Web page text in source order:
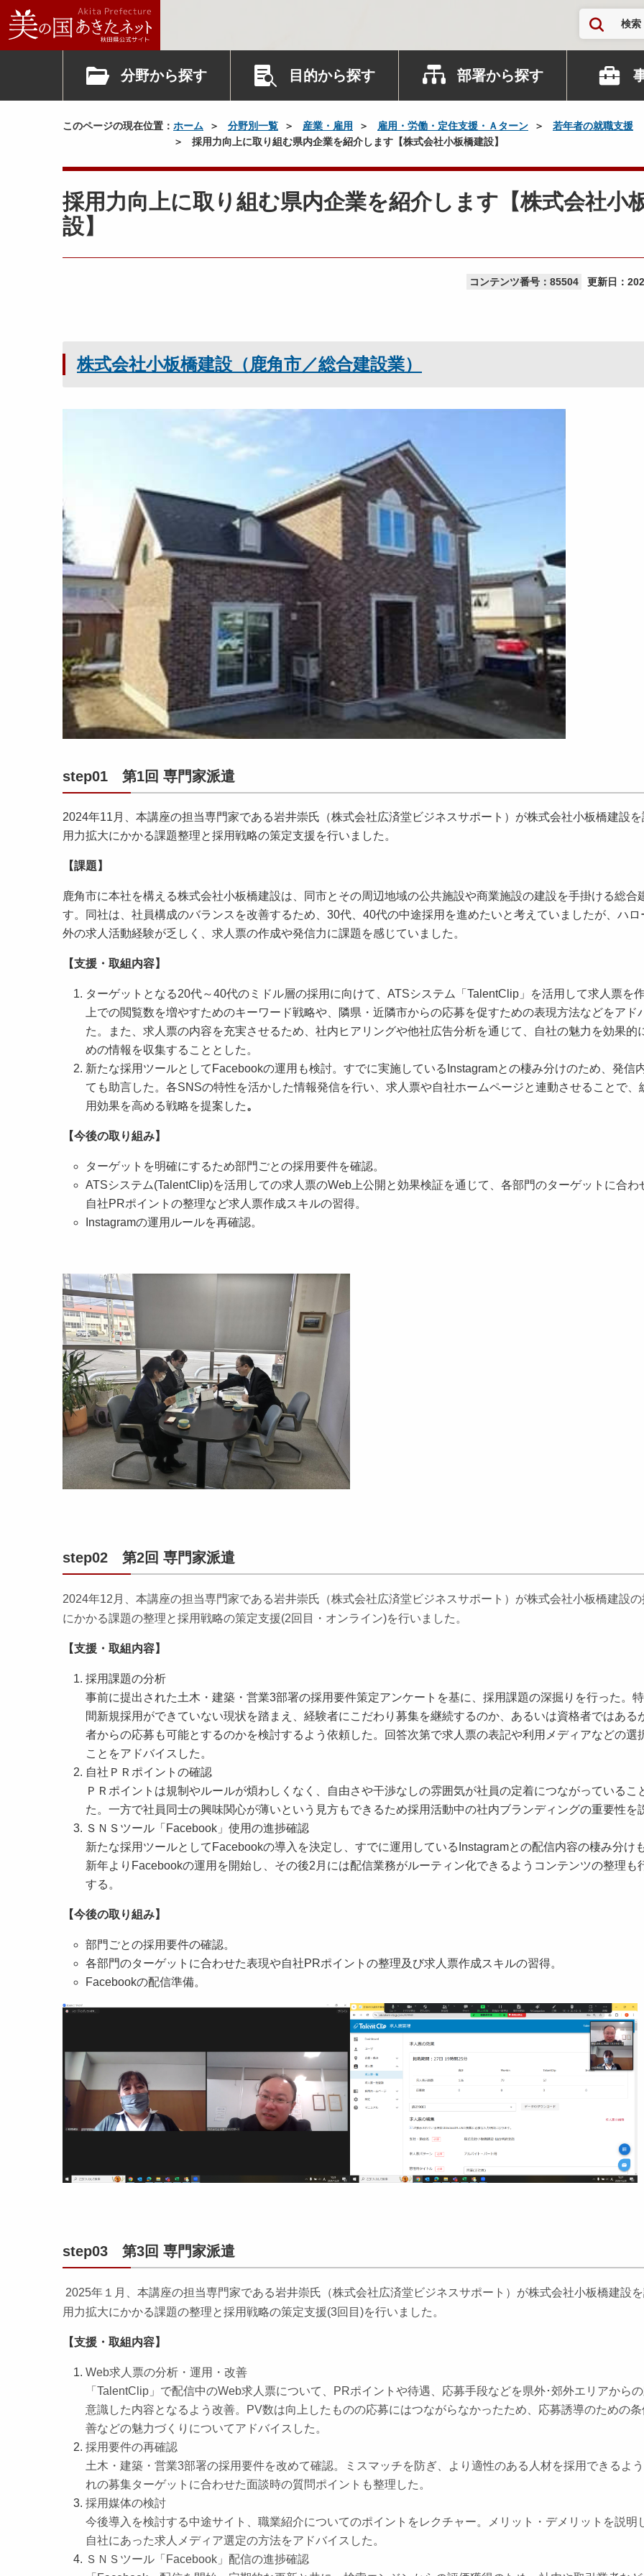
検索
分野から探す 目的から探す 部署から探す
このページの現在位置： ホーム 分野別一覧 産業・雇用 雇用・労働・定住支援・Ａターン
若年者の就職支援
採用力向上に取り組む県内企業を紹介します【株式会社小板橋建設】
採用力向上に取り組む県内企業を紹介します【株式会社小
設】
コンテンツ番号：85504 更新日：
株式会社小板橋建設（鹿角市／総合建設業）
step01 第1回 専門家派遣
2024年11月、本講座の担当専門家である岩井崇氏（株式会社広済堂ビジネスサポート）が株式会社小板橋建設
用力拡大にかかる課題整理と採用戦略の策定支援を行いました。
【課題】
鹿角市に本社を構える株式会社小板橋建設は、同市とその周辺地域の公共施設や商業施設の建設を手掛ける総合
す。同社は、社員構成のバランスを改善するため、30代、40代の中途採用を進めたいと考えていましたが、ハロ
外の求人活動経験が乏しく、求人票の作成や発信力に課題を感じていました。
【支援・取組内容】
ターゲットとなる20代～40代のミドル層の採用に向けて、ATSシステム「TalentClip」を活用して求人票を
上での閲覧数を増やすためのキーワード戦略や、隣県・近隣市からの応募を促すための表現方法などをアド
た。また、求人票の内容を充実させるため、社内ヒアリングや他社広告分析を通じて、自社の魅力を効果的
めの情報を収集することとした。
新たな採用ツールとしてFacebookの運用も検討。すでに実施しているInstagramとの棲み分けのため、発信
ても助言した。各SNSの特性を活かした情報発信を行い、求人票や自社ホームページと連動させることで、
用効果を高める戦略を提案した。
【今後の取り組み】
ターゲットを明確にするため部門ごとの採用要件を確認。
ATSシステム(TalentClip)を活用しての求人票のWeb上公開と効果検証を通じて、各部門のターゲットに合わ
自社PRポイントの整理など求人票作成スキルの習得。
Instagramの運用ルールを再確認。
step02 第2回 専門家派遣
2024年12月、本講座の担当専門家である岩井崇氏（株式会社広済堂ビジネスサポート）が株式会社小板橋建設
にかかる課題の整理と採用戦略の策定支援(2回目・オンライン)を行いました。
【支援・取組内容】
採用課題の分析
事前に提出された土木・建築・営業3部署の採用要件策定アンケートを基に、採用課題の深掘りを行った。
間新規採用ができていない現状を踏まえ、経験者にこだわり募集を継続するのか、あるいは資格者ではある
者からの応募も可能とするのかを検討するよう依頼した。回答次第で求人票の表記や利用メディアなどの選
ことをアドバイスした。
自社ＰＲポイントの確認
ＰＲポイントは規制やルールが煩わしくなく、自由さや干渉なしの雰囲気が社員の定着につながっているこ
た。一方で社員同士の興味関心が薄いという見方もできるため採用活動中の社内ブランディングの重要性を
ＳＮＳツール「Facebook」使用の進捗確認
新たな採用ツールとしてFacebookの導入を決定し、すでに運用しているInstagramとの配信内容の棲み分け
新年よりFacebookの運用を開始し、その後2月には配信業務がルーティン化できるようコンテンツの整理も
する。
【今後の取り組み】
部門ごとの採用要件の確認。
各部門のターゲットに合わせた表現や自社PRポイントの整理及び求人票作成スキルの習得。
Facebookの配信準備。
step03 第3回 専門家派遣
2025年１月、本講座の担当専門家である岩井崇氏（株式会社広済堂ビジネスサポート）が株式会社小板橋建設
用力拡大にかかる課題の整理と採用戦略の策定支援(3回目)を行いました。
【支援・取組内容】
Web求人票の分析・運用・改善
「TalentClip」で配信中のWeb求人票について、PRポイントや待遇、応募手段などを県外･郊外エリアから
意識した内容となるよう改善。PV数は向上したものの応募にはつながらなかったため、応募誘導のための
善などの魅力づくりについてアドバイスした。
採用要件の再確認
土木・建築・営業3部署の採用要件を改めて確認。ミスマッチを防ぎ、より適性のある人材を採用できるよ
れの募集ターゲットに合わせた面談時の質問ポイントも整理した。
採用媒体の検討
今後導入を検討する中途サイト、職業紹介についてのポイントをレクチャー。メリット・デメリットを説明
自社にあった求人メディア選定の方法をアドバイスした。
ＳＮＳツール「Facebook」配信の進捗確認